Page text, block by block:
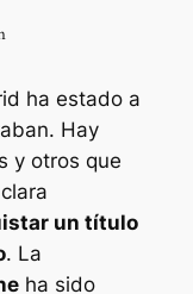
ha estado a
Hay
y otros que
un título
. La
ha sido